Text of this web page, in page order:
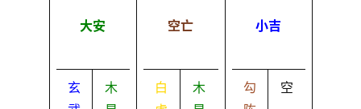
大安
玄
木
空亡
白
木
小吉
勾
空